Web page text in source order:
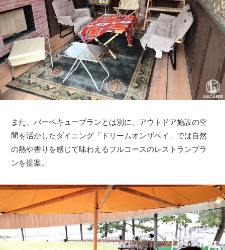
また、バーベキュープランとは別に、アウトドア施設の空
間を活かしたダイニング「ドリームオンザベイ」では自然
の熱や香りを感じて味わえるフルコースのレストランプラ
ンを提案。